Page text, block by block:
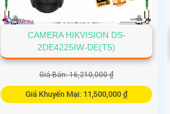
CAMERA HIKVISION DS-
2DE4225IW-DE(T5)
Giá Bán: 16,210,000 ₫
Giá Khuyến Mại: 11,500,000 ₫